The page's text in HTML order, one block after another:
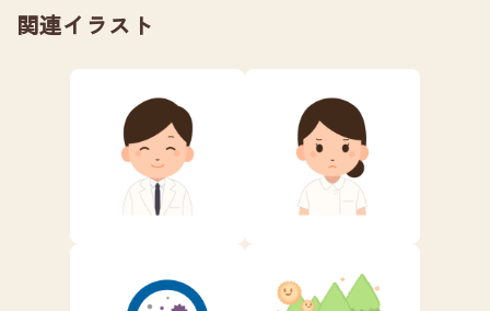
関連イラスト